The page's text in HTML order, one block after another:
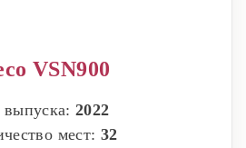
VSN900
выпуска:2022
мест: 32